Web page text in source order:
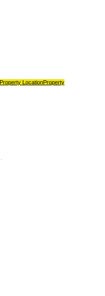
Property LocationProperty